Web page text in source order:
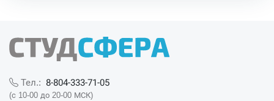
Тел.: 8-804-333-71-05
(с 10-00 до 20-00 МСК)